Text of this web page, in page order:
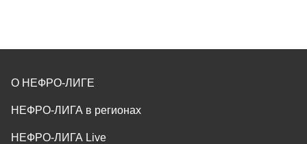
О НЕФРО-ЛИГЕ
НЕФРО-ЛИГА в регионах
НЕФРО-ЛИГА Live